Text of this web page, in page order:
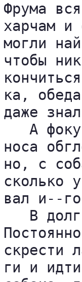
Фрума
харчам
могли
чтобы
ка,
даже
А
носа
но, с
сколько
вал и--
В
скрести
ги и